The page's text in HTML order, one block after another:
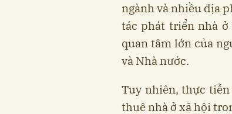
ngành và nhiều địa
tác phát triển nhà
quan tâm lớn của
và Nhà nước.
Tuy nhiên, thực
thuê nhà ở xã hội